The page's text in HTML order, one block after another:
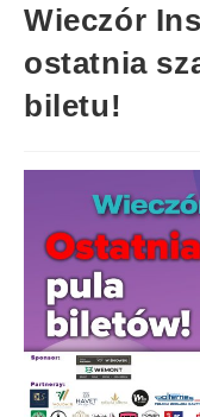
Wieczór
ostatnia
biletu!